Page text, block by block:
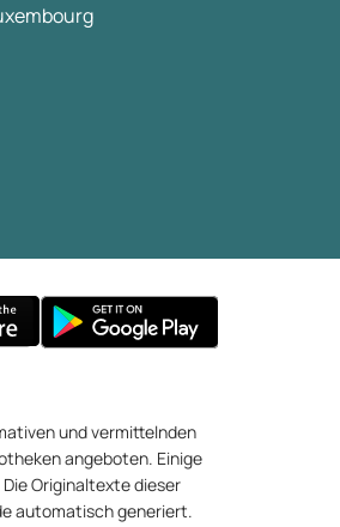
und vermittelnden
angeboten. Einige
Originaltexte dieser
automatisch generiert.